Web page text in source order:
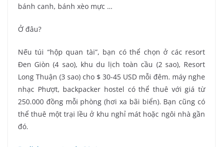
bánh canh, bánh xèo mực …
Ở đâu?
Nếu túi “hộp quan tài”, bạn có thể chọn ở các resort
Đen Giòn (4 sao), khu du lịch toàn cầu (2 sao), Resort
Long Thuận (3 sao) cho $ 30-45 USD mỗi đêm. máy nghe
nhạc Phượt, backpacker hostel có thể thuê với giá từ
250.000 đồng mỗi phòng (hơi xa bãi biển). Bạn cũng có
thể thuê một trại lều ở khu nghỉ mát hoặc ngôi nhà gần
đó.